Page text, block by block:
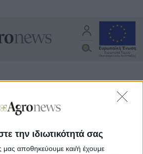
την ιδιωτικότητά σας
μας αποθηκεύουμε και/ή έχουμε
εαρινή πατάτα
Πατάτα
25 λεπτά πληρώνεται η Αχαΐα